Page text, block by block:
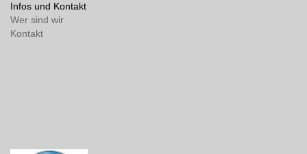
Infos und Kontakt
Wer sind wir
Kontakt